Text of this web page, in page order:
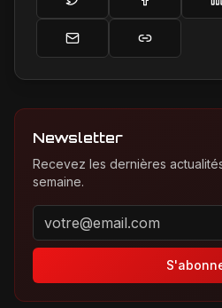
Newsletter
Recevez les dernières
semaine.
Adresse email pour la